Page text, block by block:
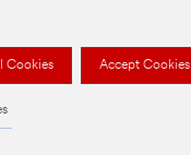
Cookies Accept Cookies